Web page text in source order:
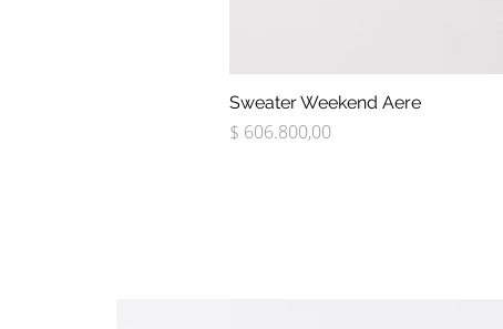
Sweater Weekend Aere
Precio
$ 606.800,00